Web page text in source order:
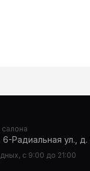
Радиальная ул., д.
с 9:00 до 21:00